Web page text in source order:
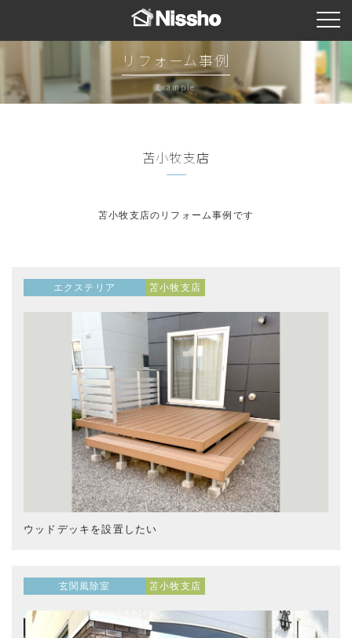
リフォーム事例
Example
苫小牧支店
苫小牧支店のリフォーム事例です
エクステリア 苫小牧支店
ウッドデッキを設置したい
玄関風除室 苫小牧支店